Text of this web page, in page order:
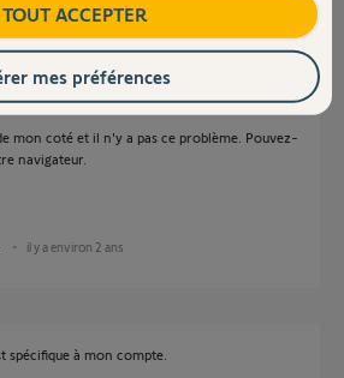
mon coté et il n'y a pas ce problème. Pouvez-
navigateur.
il y a environ 2 ans
spécifique à mon compte.
TOUT ACCEPTER
mes préférences